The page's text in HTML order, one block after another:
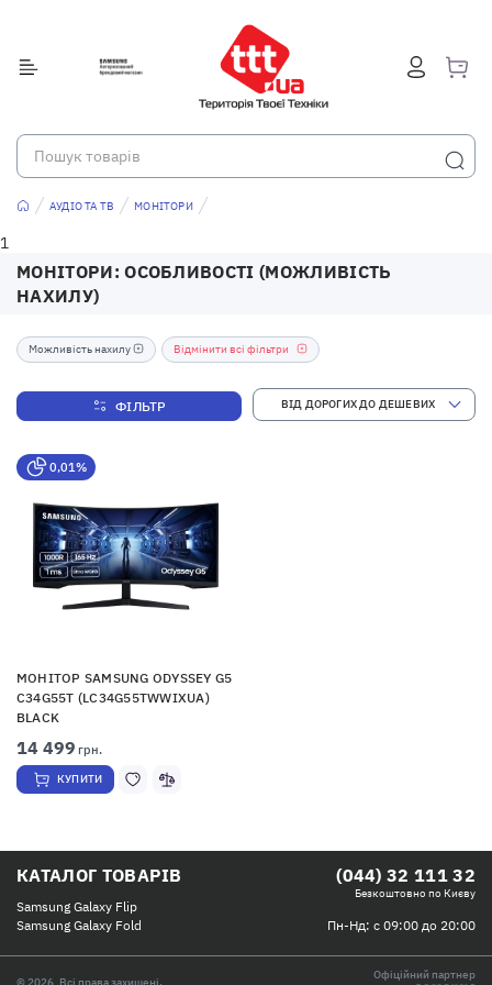
АУДІО ТА ТВ МОНІТОРИ
1
МОНІТОРИ: ОСОБЛИВОСТІ (МОЖЛИВІСТЬ
НАХИЛУ)
0,01%
МОНІТОР SAMSUNG ODYSSEY G5
C34G55T (LC34G55TWWIXUA)
BLACK
14 499 грн.
КУПИТИ
Можливість нахилу Відмінити всі фільтри
ФІЛЬТР
КАТАЛОГ ТОВАРІВ
Samsung Galaxy Flip
Samsung Galaxy Fold
(044) 32 111 32
Безкоштовно по Києву
Пн-Нд: с 09:00 до 20:00
Офіційний партнер